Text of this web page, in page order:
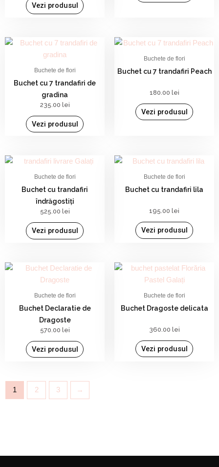
Vezi produsul
Buchete de flori
Buchet cu 7 trandafiri de
gradina
235.00 lei
Vezi produsul
Buchete de flori
Buchet cu 7 trandafiri Peach
180.00 lei
Vezi produsul
Buchete de flori
Buchet cu trandafiri
îndrăgostiți
525.00 lei
Vezi produsul
Buchete de flori
Buchet cu trandafiri lila
195.00 lei
Vezi produsul
Buchete de flori
Buchet Declaratie de
Dragoste
570.00 lei
Vezi produsul
Buchete de flori
Buchet Dragoste delicata
360.00 lei
Vezi produsul
1 2 3 →